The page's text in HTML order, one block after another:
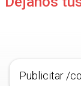
Publicitar /